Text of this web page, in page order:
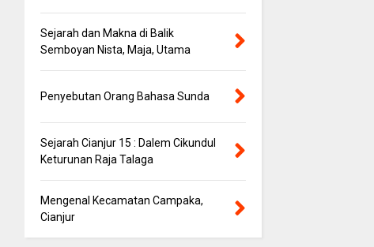
Sejarah dan Makna di Balik
Semboyan Nista, Maja, Utama
Penyebutan Orang Bahasa Sunda
Sejarah Cianjur 15 : Dalem Cikundul
Keturunan Raja Talaga
Mengenal Kecamatan Campaka,
Cianjur